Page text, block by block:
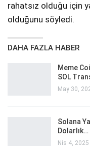
rahatsız olduğu için
olduğunu söyledi.
DAHA FAZLA HABER
Meme
SOL
May 30,
Solana
Dolarlık…
Nis 4, 2025